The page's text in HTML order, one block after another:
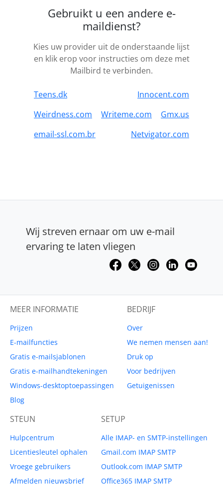
Gebruikt u een andere e-
maildienst?
Kies uw provider uit de onderstaande lijst
en klik erop voor instructies om deze met
Mailbird te verbinden.
Teens.dk
Innocent.com
Weirdness.com
Writeme.com
Gmx.us
email-ssl.com.br
Netvigator.com
Wij streven ernaar om uw e-mail
ervaring te laten vliegen
MEER INFORMATIE
Prijzen
E-mailfuncties
Gratis e-mailsjablonen
Gratis e-mailhandtekeningen
Windows-desktoptoepassingen
Blog
BEDRIJF
Over
We nemen mensen aan!
Druk op
Voor bedrijven
Getuigenissen
STEUN
Hulpcentrum
Licentiesleutel ophalen
Vroege gebruikers
Afmelden nieuwsbrief
SETUP
Alle IMAP- en SMTP-instellingen
Gmail.com IMAP SMTP
Outlook.com IMAP SMTP
Office365 IMAP SMTP